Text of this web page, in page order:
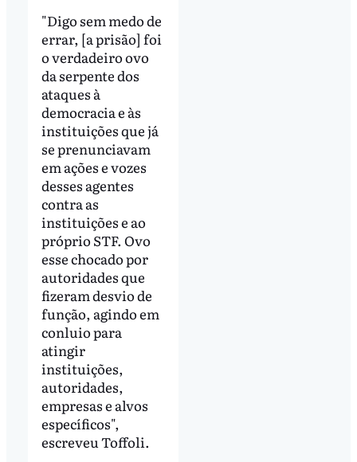
"Digo sem medo de
errar, [a prisão] foi
o verdadeiro ovo
da serpente dos
ataques à
democracia e às
instituições que já
se prenunciavam
em ações e vozes
desses agentes
contra as
instituições e ao
próprio STF. Ovo
esse chocado por
autoridades que
fizeram desvio de
função, agindo em
conluio para
atingir
instituições,
autoridades,
empresas e alvos
específicos",
escreveu Toffoli.